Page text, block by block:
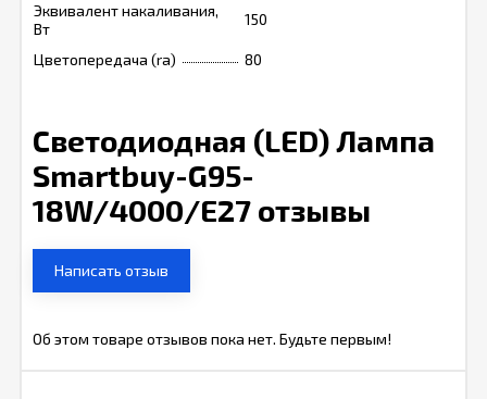
Эквивалент накаливания,
Вт
150
Цветопередача (ra) 80
Светодиодная (LED) Лампа
Smartbuy-G95-
18W/4000/E27 отзывы
Написать отзыв
Об этом товаре отзывов пока нет. Будьте первым!